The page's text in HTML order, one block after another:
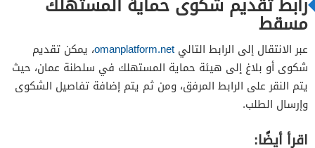
مسقط
عبر الانتقال إلى الرابط التالي omanplatform.net، يمكن تقديم
شكوى أو بلاغ إلى هيئة حماية المستهلك في سلطنة عمان، حيث
يتم النقر على الرابط المرفق، ومن ثم يتم إضافة تفاصيل الشكوى
وإرسال الطلب.
اقرأ أيضًا: